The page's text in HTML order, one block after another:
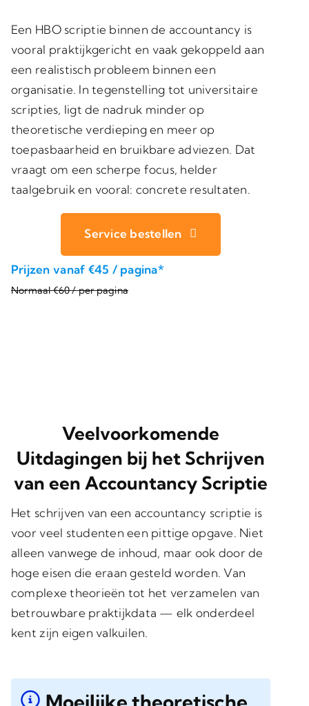
Een HBO scriptie binnen de accountancy is
vooral praktijkgericht en vaak gekoppeld aan
een realistisch probleem binnen een
organisatie. In tegenstelling tot universitaire
scripties, ligt de nadruk minder op
theoretische verdieping en meer op
toepasbaarheid en bruikbare adviezen. Dat
vraagt om een scherpe focus, helder
taalgebruik en vooral: concrete resultaten.
Service bestellen
Prijzen vanaf €45 / pagina*
Normaal €60 / per pagina
Veelvoorkomende
Uitdagingen bij het Schrijven
van een Accountancy Scriptie
Het schrijven van een accountancy scriptie is
voor veel studenten een pittige opgave. Niet
alleen vanwege de inhoud, maar ook door de
hoge eisen die eraan gesteld worden. Van
complexe theorieën tot het verzamelen van
betrouwbare praktijkdata — elk onderdeel
kent zijn eigen valkuilen.